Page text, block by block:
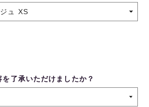
了承いただけましたか？